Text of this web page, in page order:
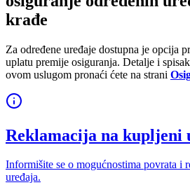
krađe
Za određene uređaje dostupna je opcija
uplatu premije osiguranja. Detalje i
ovom uslugom pronaći ćete na strani
Reklamacija na kupljeni
Informišite se o mogućnostima povrata i
uređaja.